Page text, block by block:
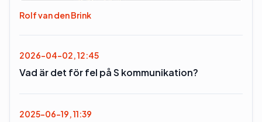
Rolf van den Brink
2026-04-02, 12:45
Vad är det för fel på S kommunikation?
2025-06-19, 11:39